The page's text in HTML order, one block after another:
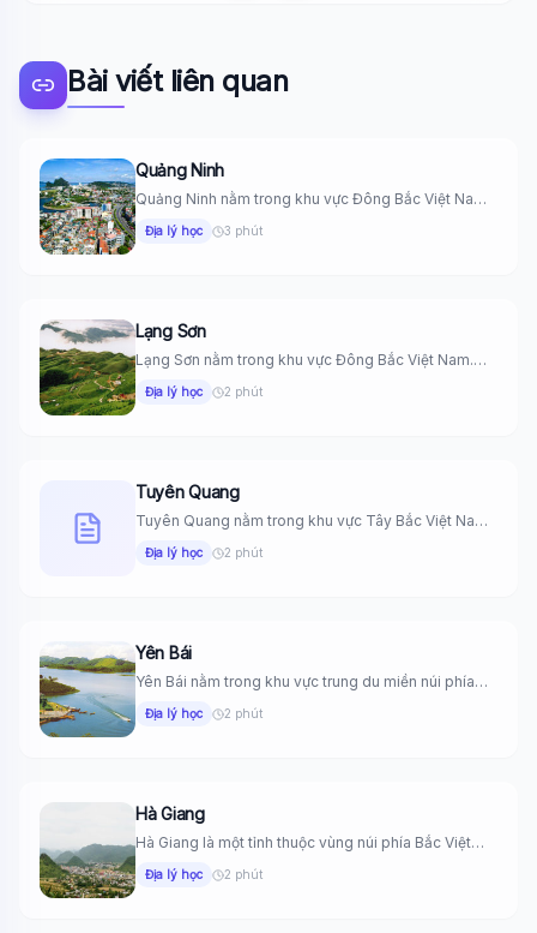
Bài viết liên quan
Quảng Ninh
Quảng Ninh nằm trong khu vực Đông Bắc Việt Nam.
Địa lý học 3 phút
Lạng Sơn
Lạng Sơn nằm trong khu vực Đông Bắc Việt Nam.
Địa lý học 2 phút
Tuyên Quang
Tuyên Quang nằm trong khu vực Tây Bắc Việt Nam.
Địa lý học 2 phút
Yên Bái
Yên Bái nằm trong khu vực trung du miền núi phía
Địa lý học 2 phút
Hà Giang
Hà Giang là một tỉnh thuộc vùng núi phía Bắc Việt
Địa lý học 2 phút